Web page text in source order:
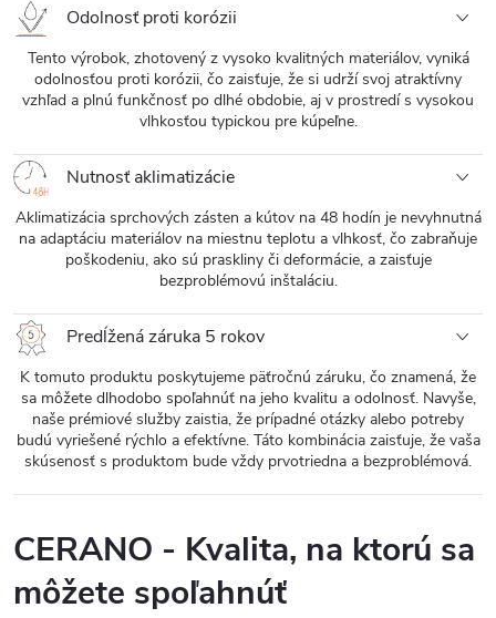
Odolnosť proti korózii
Tento výrobok, zhotovený z vysoko kvalitných materiálov, vyniká
odolnosťou proti korózii, čo zaisťuje, že si udrží svoj atraktívny
vzhľad a plnú funkčnosť po dlhé obdobie, aj v prostredí s vysokou
vlhkosťou typickou pre kúpeľne.
Nutnosť aklimatizácie
Aklimatizácia sprchových zásten a kútov na 48 hodín je nevyhnutná
na adaptáciu materiálov na miestnu teplotu a vlhkosť, čo zabraňuje
poškodeniu, ako sú praskliny či deformácie, a zaisťuje
bezproblémovú inštaláciu.
Predĺžená záruka 5 rokov
K tomuto produktu poskytujeme päťročnú záruku, čo znamená, že
sa môžete dlhodobo spoľahnúť na jeho kvalitu a odolnosť. Navyše,
naše prémiové služby zaistia, že prípadné otázky alebo potreby
budú vyriešené rýchlo a efektívne. Táto kombinácia zaisťuje, že vaša
skúsenosť s produktom bude vždy prvotriedna a bezproblémová.
CERANO - Kvalita, na ktorú sa
môžete spoľahnúť